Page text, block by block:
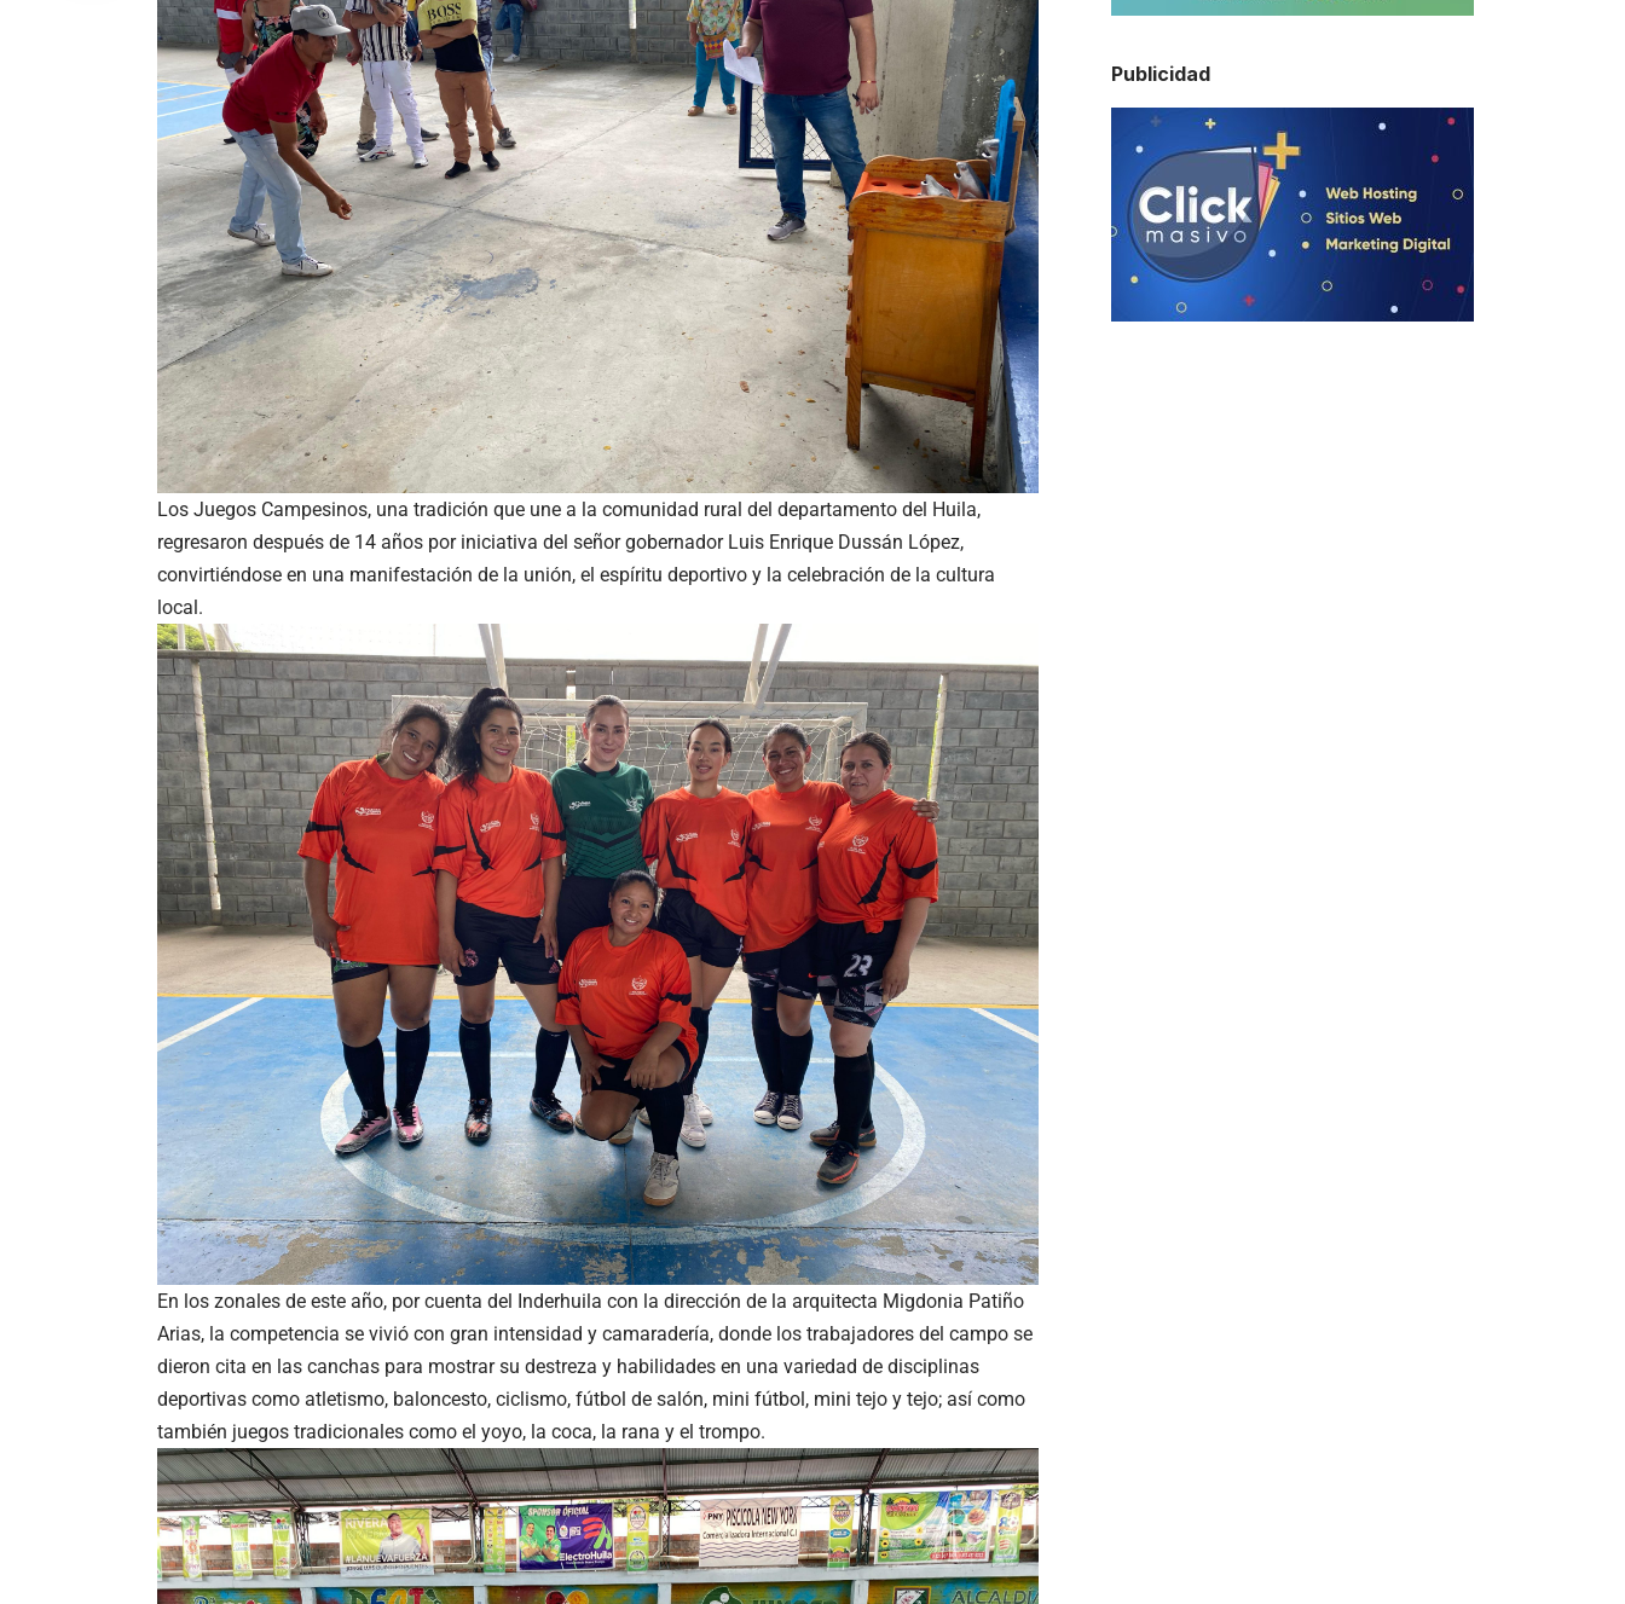
Los Juegos Campesinos, una tradición que une a la comunidad rural del departamento del Huila,
regresaron después de 14 años por iniciativa del señor gobernador Luis Enrique Dussán López,
convirtiéndose en una manifestación de la unión, el espíritu deportivo y la celebración de la cultura
local.
En los zonales de este año, por cuenta del Inderhuila con la dirección de la arquitecta Migdonia Patiño
Arias, la competencia se vivió con gran intensidad y camaradería, donde los trabajadores del campo se
dieron cita en las canchas para mostrar su destreza y habilidades en una variedad de disciplinas
deportivas como atletismo, baloncesto, ciclismo, fútbol de salón, mini fútbol, mini tejo y tejo; así como
también juegos tradicionales como el yoyo, la coca, la rana y el trompo.
Publicidad